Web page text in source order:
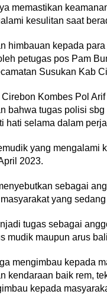
memastikan
kesulitan saat
himbauan kepada
petugas pos Pam
Susukan Kab
Kombes Pol
bahwa tugas polisi
hati selama dalam
yang mengalami
2023.
sebagai
yang
tugas sebagai
mudik maupun arus
mengimbau kepada
kendaraan baik rem,
kepada